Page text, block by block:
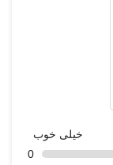
خیلی خوب
0